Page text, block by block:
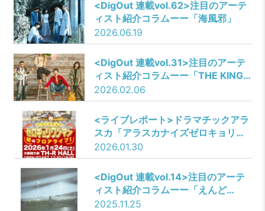
<DigOut 連載vol.62>注目のアーテ
ィスト紹介コラムーー「海風邪」
2026.06.19
<DigOut 連載vol.31>注目のアーテ
ィスト紹介コラムーー「THE KING
OF ROOKIE」
2026.02.06
<ライブレポート>ドラマチックアラ
スカ「アラスカナイズゼロキョリワ
ンマン」＠関大前TH-R HALL
2026.01.30
<DigOut 連載vol.14>注目のアーテ
ィスト紹介コラムーー「えんど
あ。」
2025.11.25